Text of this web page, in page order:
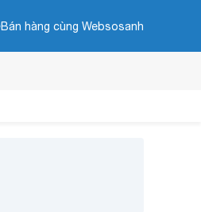
Bán hàng cùng Websosanh